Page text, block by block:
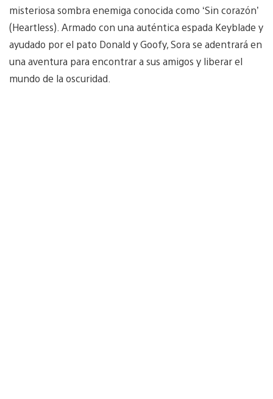
misteriosa sombra enemiga conocida como ‘Sin corazón’
(Heartless). Armado con una auténtica espada Keyblade y
ayudado por el pato Donald y Goofy, Sora se adentrará en
una aventura para encontrar a sus amigos y liberar el
mundo de la oscuridad.